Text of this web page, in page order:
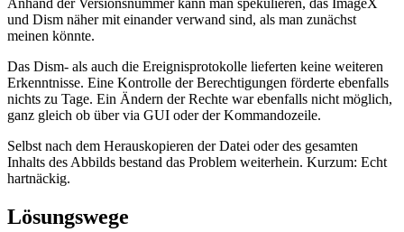
und Dism näher mit einander verwand sind, als man zunächst
meinen könnte.
Das Dism- als auch die Ereignisprotokolle lieferten keine weiteren
Erkenntnisse. Eine Kontrolle der Berechtigungen förderte ebenfalls
nichts zu Tage. Ein Ändern der Rechte war ebenfalls nicht möglich,
ganz gleich ob über via GUI oder der Kommandozeile.
Selbst nach dem Herauskopieren der Datei oder des gesamten
Inhalts des Abbilds bestand das Problem weiterhein. Kurzum: Echt
hartnäckig.
Lösungswege